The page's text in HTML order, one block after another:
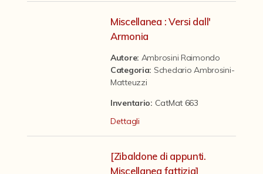
Miscellanea : Versi dall'
Armonia
Autore: Ambrosini Raimondo
Categoria: Schedario Ambrosini-
Matteuzzi
Inventario: CatMat 663
Dettagli
[Zibaldone di appunti.
Miscellanea fattizia]